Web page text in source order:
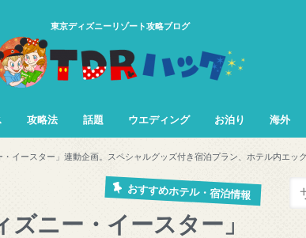
東京ディズニーリゾート攻略ブログ
攻略法 話題 ウエディング お泊り 海外
・イースター」連動企画。スペシャルグッズ付き宿泊プラン、ホテル内エッ
おすすめホテル・宿泊情報
ズニー・イースター」